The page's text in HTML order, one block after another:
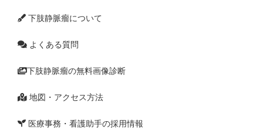
下肢静脈瘤について
よくある質問
下肢静脈瘤の無料画像診断
地図・アクセス方法
医療事務・看護助手の採用情報